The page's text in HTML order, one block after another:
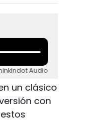
Audio
un clásico
con